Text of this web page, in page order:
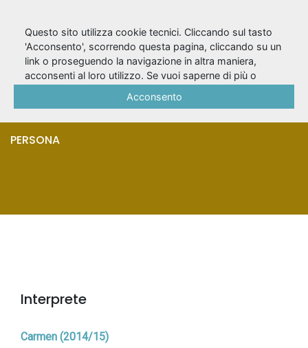
De Francesco,
Roberto
PERSONA
Interprete
Carmen (2014/15)
Questo sito utilizza cookie tecnici. Cliccando sul tasto
'Acconsento', scorrendo questa pagina, cliccando su un
link o proseguendo la navigazione in altra maniera,
acconsenti al loro utilizzo. Se vuoi saperne di più o
Acconsento